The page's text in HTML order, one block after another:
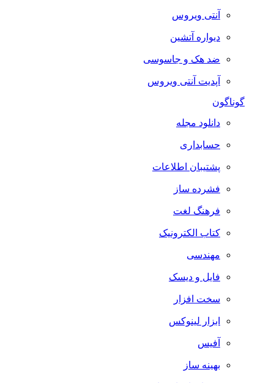
آنتی ویروس
دیواره آتشین
ضد هک و جاسوسی
آپدیت آنتی ویروس
گوناگون
دانلود مجله
حسابداری
پشتیبان اطلاعات
فشرده ساز
فرهنگ لغت
کتاب الکترونیک
مهندسی
فایل و دیسک
سخت افزار
ابزار لینوکس
آفیس
بهینه ساز